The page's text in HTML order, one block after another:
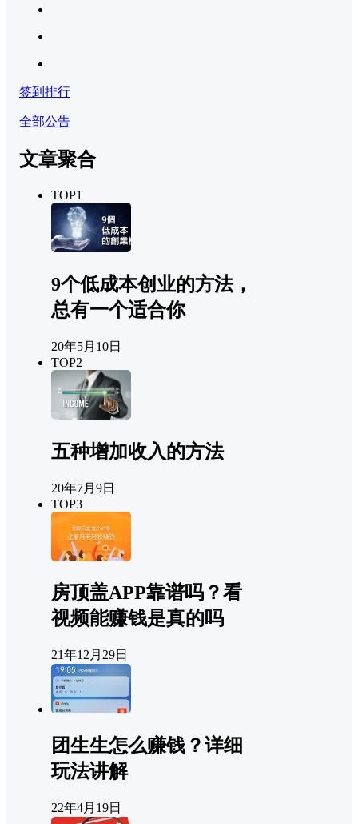
签到排行
全部公告
文章聚合
TOP1
9个低成本创业的方法，
总有一个适合你
20年5月10日
TOP2
五种增加收入的方法
20年7月9日
TOP3
房顶盖APP靠谱吗？看
视频能赚钱是真的吗
21年12月29日
团生生怎么赚钱？详细
玩法讲解
22年4月19日